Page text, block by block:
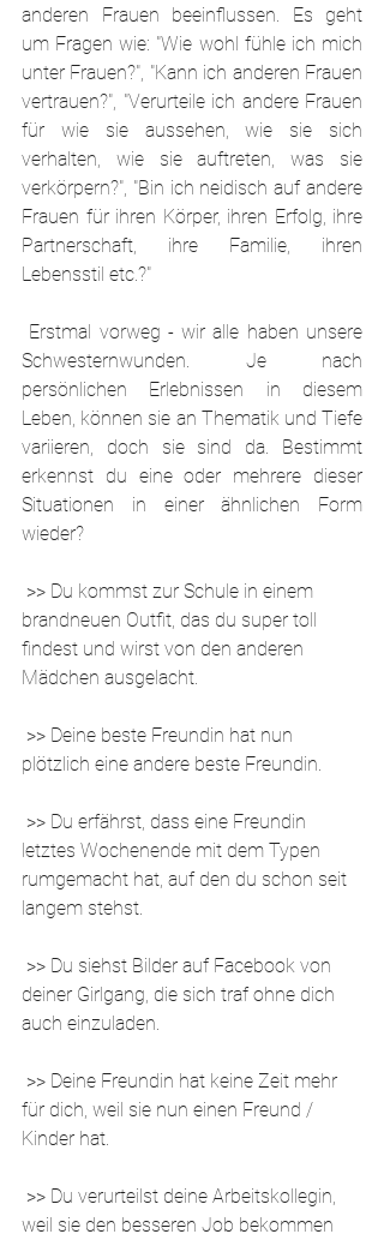
anderen Frauen beeinflussen. Es geht
um Fragen wie: "Wie wohl fühle ich mich
unter Frauen?", "Kann ich anderen Frauen
vertrauen?", "Verurteile ich andere Frauen
für wie sie aussehen, wie sie sich
verhalten, wie sie auftreten, was sie
verkörpern?", "Bin ich neidisch auf andere
Frauen für ihren Körper, ihren Erfolg, ihre
Partnerschaft, ihre Familie, ihren
Lebensstil etc.?"
Schwesternwunden. Je nach
persönlichen Erlebnissen in diesem
Leben, können sie an Thematik und Tiefe
variieren, doch sie sind da. Bestimmt
erkennst du eine oder mehrere dieser
Situationen in einer ähnlichen Form
wieder?
brandneuen Outfit, das du super toll
findest und wirst von den anderen
Mädchen ausgelacht.
plötzlich eine andere beste Freundin.
letztes Wochenende mit dem Typen
rumgemacht hat, auf den du schon seit
langem stehst.
deiner Girlgang, die sich traf ohne dich
auch einzuladen.
für dich, weil sie nun einen Freund /
Kinder hat.
weil sie den besseren Job bekommen